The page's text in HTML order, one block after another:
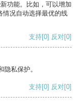
功能。比如，可以增加
情况自动选择最优的线
支持[0] 反对[0]
私保护。
支持[0] 反对[0]